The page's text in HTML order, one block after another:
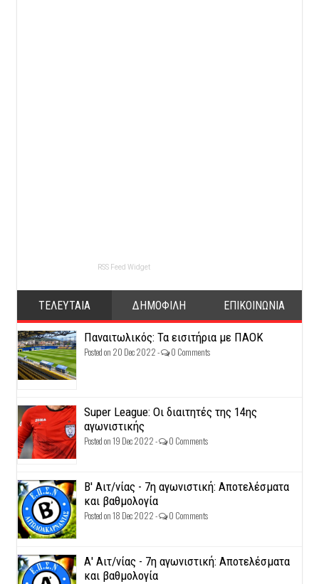
RSS Feed Widget
ΤΕΛΕΥΤΑΙΑ ΔΗΜΟΦΙΛΗ ΕΠΙΚΟΙΝΩΝΙΑ
Παναιτωλικός: Τα εισιτήρια με ΠΑΟΚ
Posted on 20 Dec 2022 - 0 Comments
Super League: Οι διαιτητές της 14ης
αγωνιστικής
Posted on 19 Dec 2022 - 0 Comments
Β' Αιτ/νίας - 7η αγωνιστική: Αποτελέσματα
και βαθμολογία
Posted on 18 Dec 2022 - 0 Comments
Α' Αιτ/νίας - 7η αγωνιστική: Αποτελέσματα
και βαθμολογία